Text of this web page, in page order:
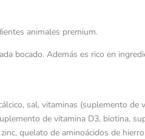
animales premium.
bocado. Además es rico en
sal, vitaminas (suplemento de
de vitamina D3, biotina,
quelato de aminoácidos de